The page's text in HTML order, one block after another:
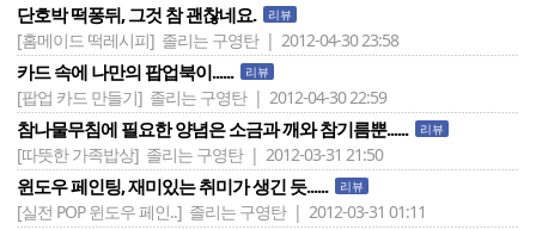
단호박 떡퐁뒤, 그것 참 괜찮네요. 리뷰
[홈메이드 떡레시피] 졸리는 구영탄 | 2012-04-30 23:58
카드 속에 나만의 팝업북이...... 리뷰
[팝업 카드 만들기] 졸리는 구영탄 | 2012-04-30 22:59
참나물무침에 필요한 양념은 소금과 깨와 참기름뿐...... 리뷰
[따뜻한 가족밥상] 졸리는 구영탄 | 2012-03-31 21:50
윈도우 페인팅, 재미있는 취미가 생긴 듯...... 리뷰
[실전 POP 윈도우 페인..] 졸리는 구영탄 | 2012-03-31 01:11